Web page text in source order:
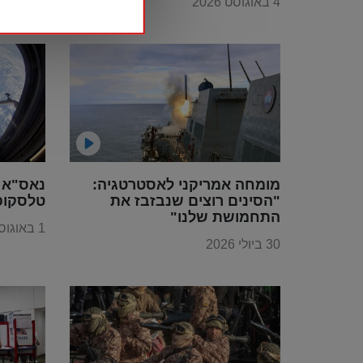
היקפה"
נאס"א
1 באוגוסט 2026
מומחה אמריקני לאסטרטגיה:
"הסינים רוצים שנבזבז את
התחמושת שלנו"
30 ביולי 2026